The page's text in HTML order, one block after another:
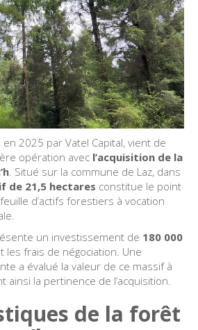
en 2025 par Vatel Capital, vient de
opération avec l’acquisition de la
. Situé sur la commune de Laz, dans
de 21,5 hectares constitue le point
d’actifs forestiers à vocation
un investissement de 180 000
les frais de négociation. Une
a évalué la valeur de ce massif à
ainsi la pertinence de l’acquisition.
de la forêt